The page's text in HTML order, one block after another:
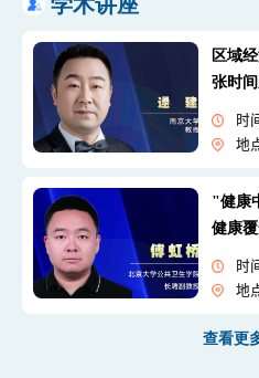
查看更
区域
张时
时
地
"健康中
健康
时
地